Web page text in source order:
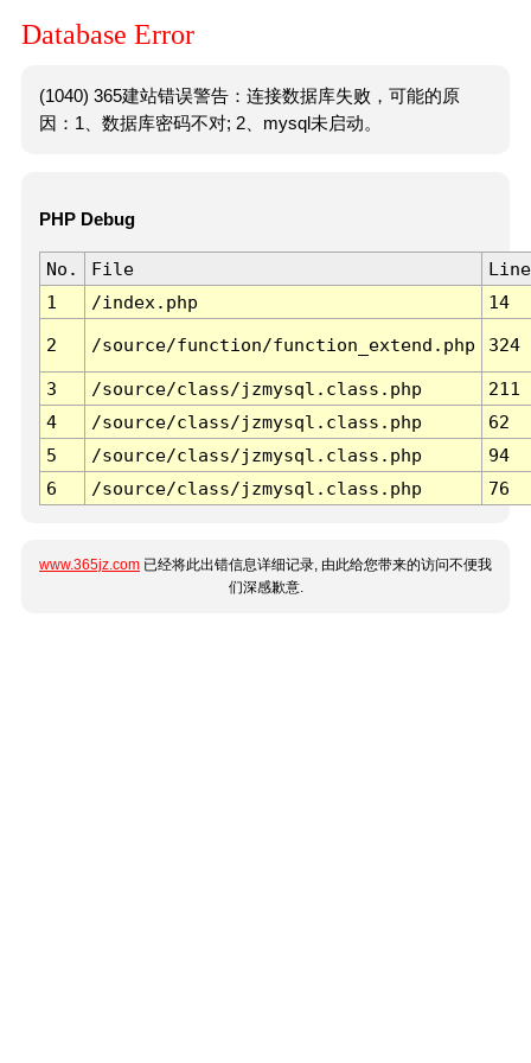
Database Error
(1040) 365建站错误警告：连接数据库失败，可能的原
因：1、数据库密码不对; 2、mysql未启动。
PHP Debug
No. File
Line
1
/index.php 14
2 /source/function/function_extend.php 324
3 /source/class/jzmysql.class.php
211
4
/source/class/jzmysql.class.php
62
5
/source/class/jzmysql.class.php
94
6
/source/class/jzmysql.class.php 76
www.365jz.com 已经将此出错信息详细记录, 由此给您带来的访问不便我
们深感歉意.